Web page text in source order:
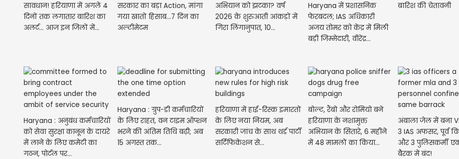
सावधान! हरियाणा में अगले 4
दिनों तक लगातार बारिश का
अलर्ट... आज इन जिलों में...
सरकार का बड़ा Action, मांगा
गया खातों हिसाब...7 दिन का
अल्टीमेटम
अभियान को झटका? वर्ष
2026 के शुरुआती आंकड़ों में
गिरा लिंगानुपात, 10...
Haryana में प्रशासनिक
फेरबदल; IAS अधिकारी
अजय तोमर को केंद्र में मिली
बड़ी जिम्मेदारी, वीरेंद्र...
बारिश की चेतावनी
Haryana : अनुबंध कर्मचारियों
को सेवा सुरक्षा कानून के दायरे
में लाने के लिए कमेटी का
गठन, पोर्टल पर...
Haryana : ग्रुप-डी कर्मचारियों
के लिए राहत, वन टाइम ऑप्शन
भरने की अंतिम तिथि बढ़ी; अब
15 अगस्त तक...
हरियाणा में हाई-रिस्क इमारतों
के लिए नया नियम, अब
सरकारी जांच के साथ थर्ड पार्टी
सर्टिफिकेशन से...
बोल्ट, रैंबो और रोमियो बने
हरियाणा के नशामुक्त
अभियान के सितारे, 6 महीने
में 48 मामलों का किया...
अंबाला जेल में बना
3 IAS अफसर, पूर्व
और 3 पुलिसकर्मी
बैरक में बंद!
मेष
आपको
सके अपनी